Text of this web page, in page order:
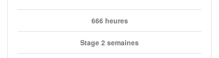
666 heures
Stage 2 semaines